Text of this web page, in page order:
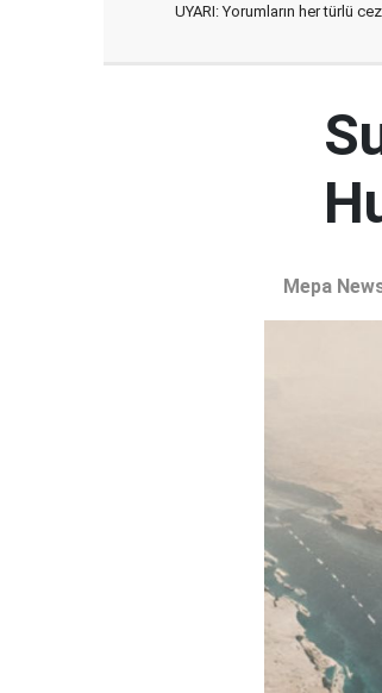
UYARI: Yorumların her türlü
Mepa